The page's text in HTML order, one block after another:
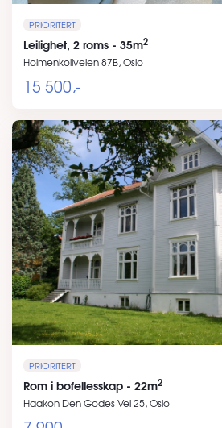
PRIORITERT
Leilighet, 2 roms - 35m2
Holmenkollveien 87B, Oslo
15 500,-
PRIORITERT
Rom i bofellesskap - 22m2
Haakon Den Godes Vei 25, Oslo